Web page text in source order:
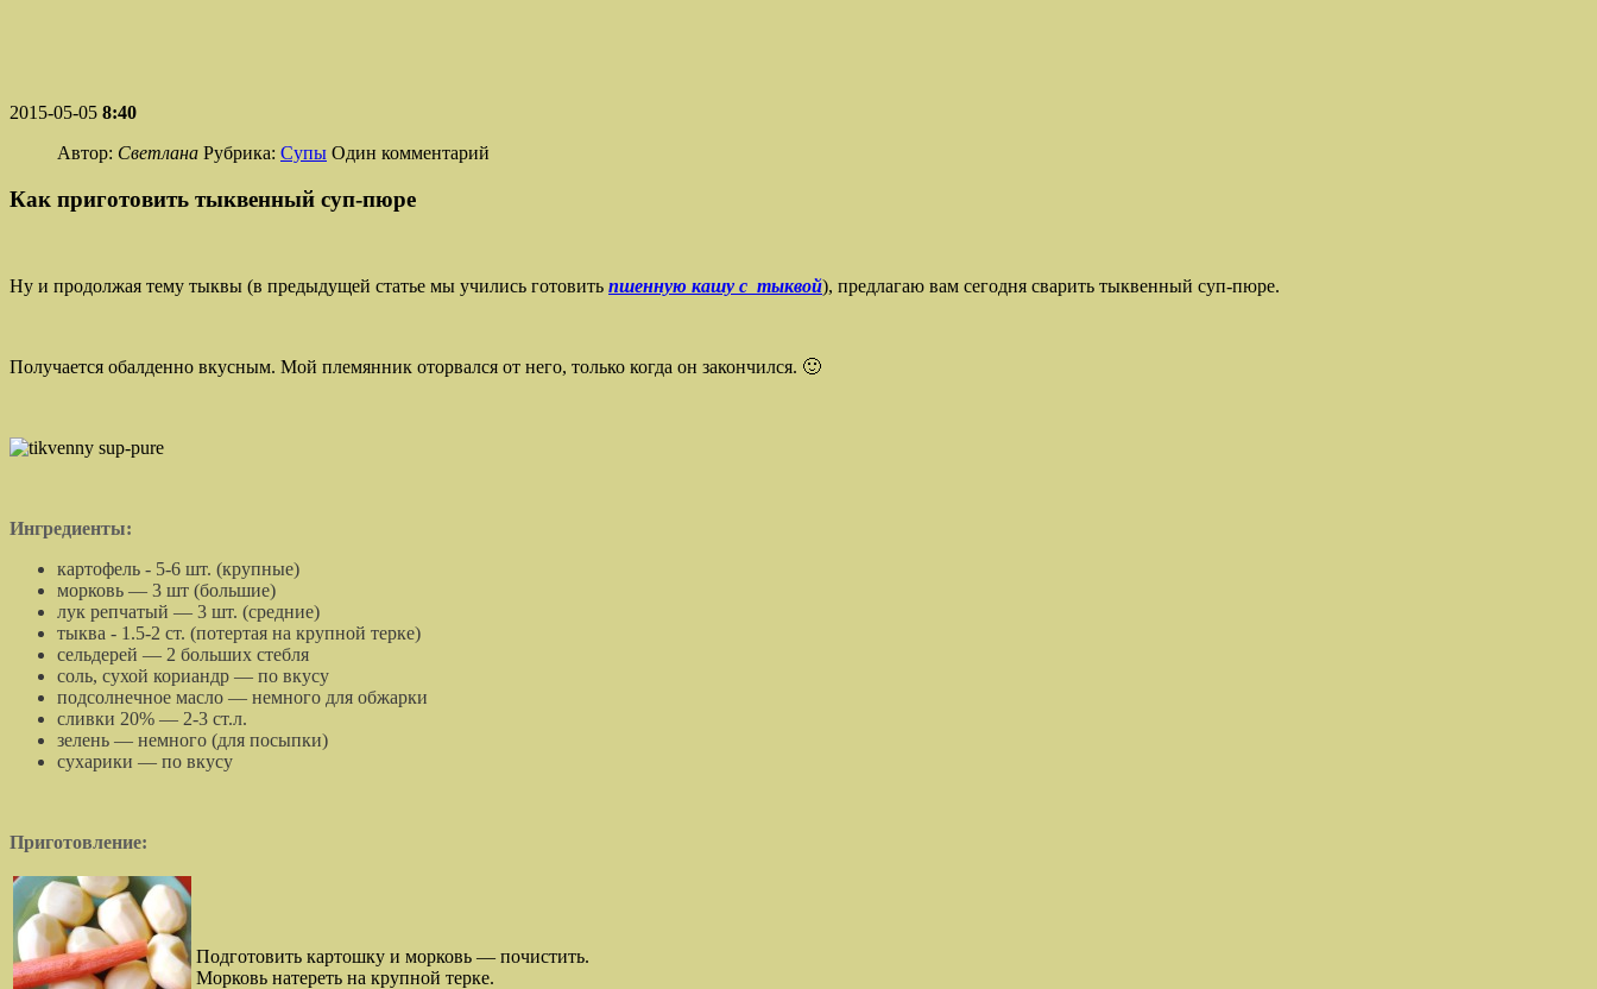
2015-05-05 8:40
Автор: Светлана Рубрика: Супы Один комментарий
Как приготовить тыквенный суп-пюре
Ну и продолжая тему тыквы (в предыдущей статье мы учились готовить пшенную кашу с тыквой), предлагаю вам сегодня сварить тыквенный суп-пюре.
Получается обалденно вкусным. Мой племянник оторвался от него, только когда он закончился. 🙂
Ингредиенты:
картофель - 5-6 шт. (крупные)
морковь — 3 шт (большие)
лук репчатый — 3 шт. (средние)
тыква - 1.5-2 ст. (потертая на крупной терке)
сельдерей — 2 больших стебля
соль, сухой кориандр — по вкусу
подсолнечное масло — немного для обжарки
сливки 20% — 2-3 ст.л.
зелень — немного (для посыпки)
сухарики — по вкусу
Приготовление:
Подготовить картошку и морковь — почистить.
Морковь натереть на крупной терке.